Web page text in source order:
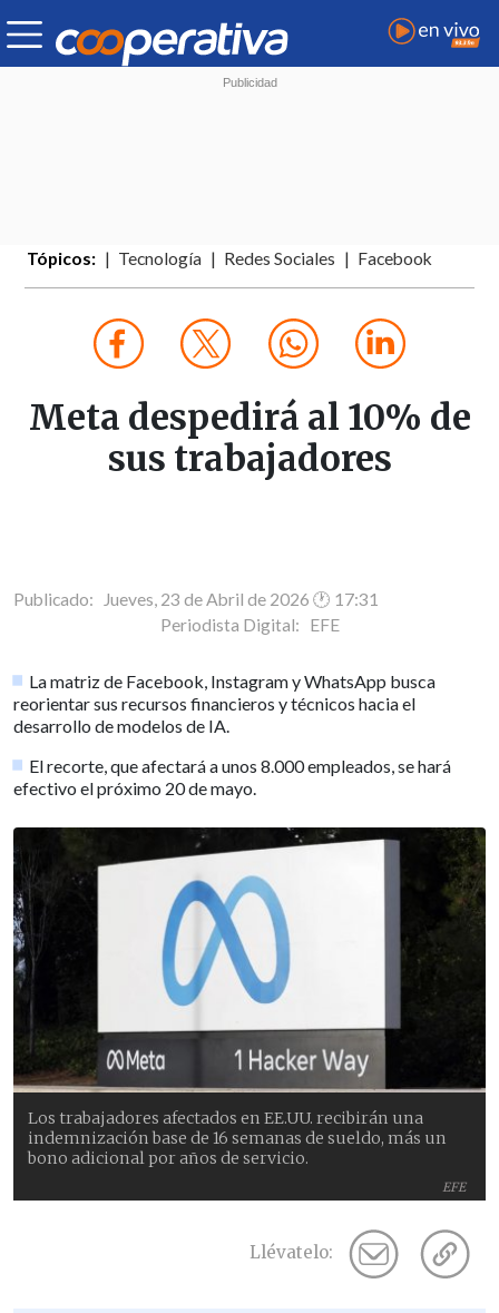
Tópicos: Tecnología Redes Sociales Facebook
Meta despedirá al 10% de
sus trabajadores
Publicado: Jueves, 23 de Abril de 2026 🕐 17:31
Periodista Digital: EFE
La matriz de Facebook, Instagram y WhatsApp busca
reorientar sus recursos financieros y técnicos hacia el
desarrollo de modelos de IA.
El recorte, que afectará a unos 8.000 empleados, se hará
efectivo el próximo 20 de mayo.
EFE
Los trabajadores afectados en EE.UU. recibirán una
indemnización base de 16 semanas de sueldo, más un
bono adicional por años de servicio.
Llévatelo: